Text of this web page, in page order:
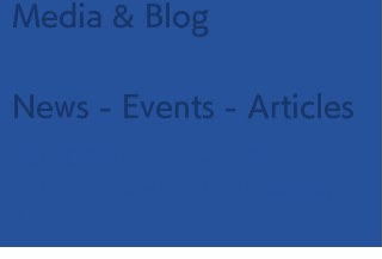
Media & Blog
News - Events - Articles